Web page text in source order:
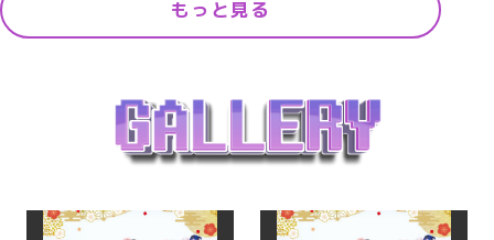
もっと見る